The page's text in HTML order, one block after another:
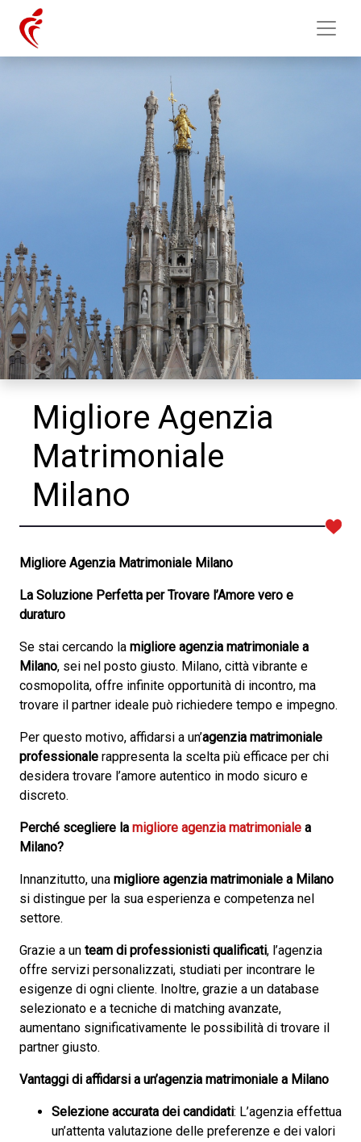
Migliore Agenzia
Matrimoniale
Milano
Migliore Agenzia Matrimoniale Milano
La Soluzione Perfetta per Trovare l’Amore vero e
duraturo
Se stai cercando la migliore agenzia matrimoniale a
Milano, sei nel posto giusto. Milano, città vibrante e
cosmopolita, offre infinite opportunità di incontro, ma
trovare il partner ideale può richiedere tempo e impegno.
Per questo motivo, affidarsi a un’agenzia matrimoniale
professionale rappresenta la scelta più efficace per chi
desidera trovare l’amore autentico in modo sicuro e
discreto.
Perché scegliere la migliore agenzia matrimoniale a
Milano?
Innanzitutto, una migliore agenzia matrimoniale a Milano
si distingue per la sua esperienza e competenza nel
settore.
Grazie a un team di professionisti qualificati, l’agenzia
offre servizi personalizzati, studiati per incontrare le
esigenze di ogni cliente. Inoltre, grazie a un database
selezionato e a tecniche di matching avanzate,
aumentano significativamente le possibilità di trovare il
partner giusto.
Vantaggi di affidarsi a un’agenzia matrimoniale a Milano
Selezione accurata dei candidati: L’agenzia effettua
un’attenta valutazione delle preferenze e dei valori